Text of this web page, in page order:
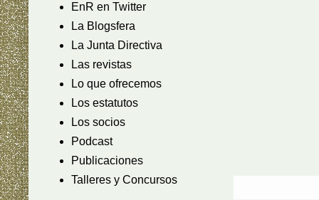
EnR en Twitter
La Blogsfera
La Junta Directiva
Las revistas
Lo que ofrecemos
Los estatutos
Los socios
Podcast
Publicaciones
Talleres y Concursos